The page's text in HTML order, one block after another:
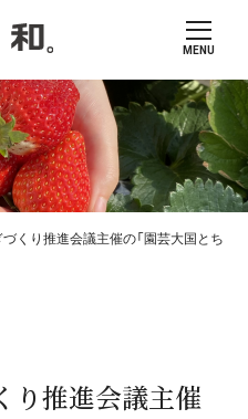
MENU
くり推進会議主催の「園芸大国とちぎ
り推進会議主催